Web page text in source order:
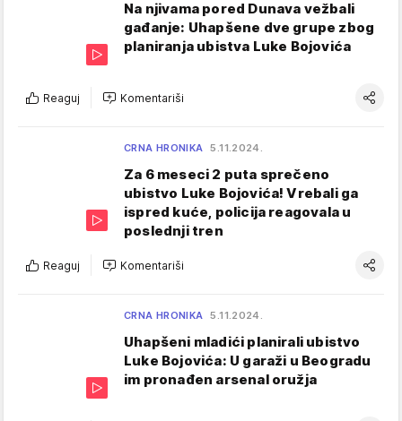
Na njivama pored Dunava vežbali
gađanje: Uhapšene dve grupe zbog
planiranja ubistva Luke Bojovića
Reaguj Komentariši
CRNA HRONIKA 5.11.2024.
Za 6 meseci 2 puta sprečeno
ubistvo Luke Bojovića! Vrebali ga
ispred kuće, policija reagovala u
poslednji tren
Reaguj Komentariši
CRNA HRONIKA 5.11.2024.
Uhapšeni mladići planirali ubistvo
Luke Bojovića: U garaži u Beogradu
im pronađen arsenal oružja